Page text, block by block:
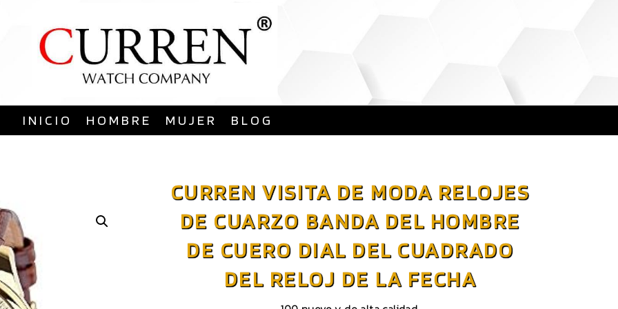
al
contenido
INICIO HOMBRE MUJER BLOG
CURREN VISITA DE MODA RELOJES
DE CUARZO BANDA DEL HOMBRE
DE CUERO DIAL DEL CUADRADO
DEL RELOJ DE LA FECHA